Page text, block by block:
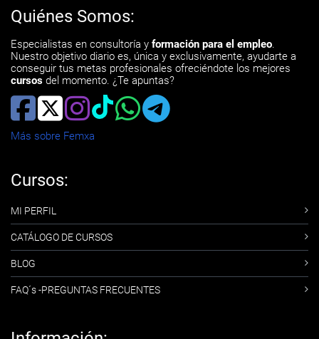
Quiénes Somos:
Especialistas en consultoría y formación para el empleo.
Nuestro objetivo diario es, única y exclusivamente, ayudarte a
conseguir tus metas profesionales ofreciéndote los mejores
cursos del momento. ¿Te apuntas?
Más sobre Femxa
Cursos:
MI PERFIL
CATÁLOGO DE CURSOS
BLOG
FAQ´s -PREGUNTAS FRECUENTES